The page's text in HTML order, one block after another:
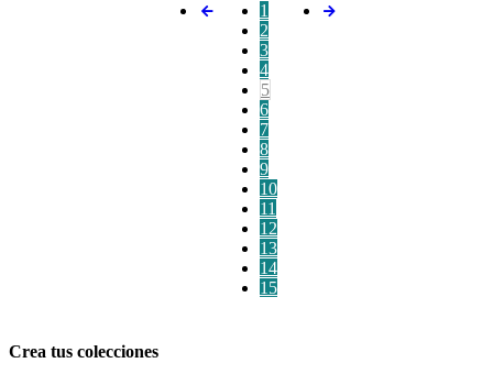
1
2
3
4
5
6
7
8
9
10
11
12
13
14
15
Crea tus colecciones